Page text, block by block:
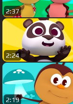
2:37
2:24
2:19